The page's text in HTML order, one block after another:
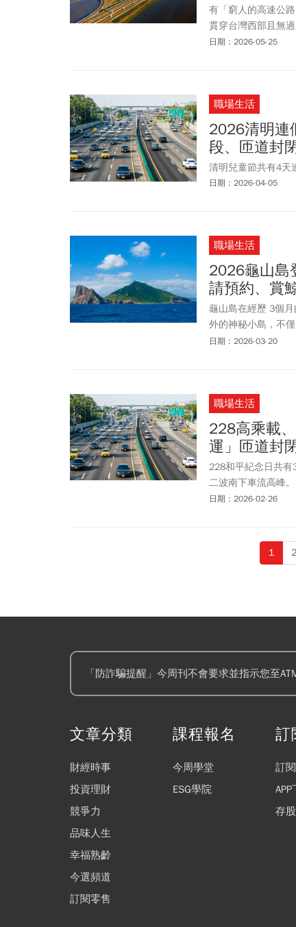
有「窮人的高速公
貫穿台灣西部且無
西部多處重要港口
刊》整理此篇文章
要交通路線的諸多
日期：2026-05-25
職場生活
2026清明連
段、匝道封
清明兒童節共有4天
日期：2026-04-05
職場生活
2026龜山島
請預約、賞
龜山島在經歷 3個
外的神秘小島，不
一」。去龜山島要
日期：2026-03-20
職場生活
228高乘載
運」匝道封
228和平紀念日共
二波南下車流高峰
收費，並在易壅塞路
日期：2026-02-26
1 2
「防詐騙提醒」今周刊不會要求並指示您至
文章分類
財經時事
投資理財
競爭力
品味人生
幸福熟齡
今選頻道
訂閱零售
課程報名
今周學堂
ESG學院
訂
訂
存